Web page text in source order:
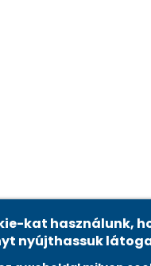
kat használunk,
nyújthassuk